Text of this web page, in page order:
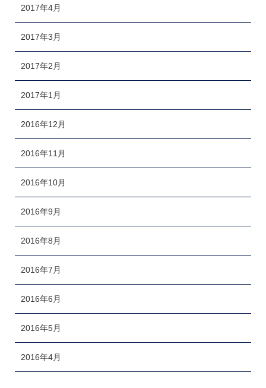
2017年4月
2017年3月
2017年2月
2017年1月
2016年12月
2016年11月
2016年10月
2016年9月
2016年8月
2016年7月
2016年6月
2016年5月
2016年4月